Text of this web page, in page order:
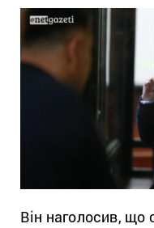
Він наголосив, що